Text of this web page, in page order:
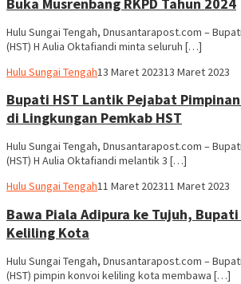
Hulu Sungai Tengah, Dnusantarapost.com –
(HST) H Aulia Oktafiandi minta seluruh […]
Hulu Sungai TengahHariadi
13 Maret 202313 Maret 2023
Bupati HST Lantik Pejabat
di Lingkungan Pemkab HST
Hulu Sungai Tengah, Dnusantarapost.com –
(HST) H Aulia Oktafiandi melantik 3 […]
Hulu Sungai TengahHariadi
11 Maret 202311 Maret 2023
Bawa Piala Adipura ke Tujuh, Bupati
Keliling Kota
Hulu Sungai Tengah, Dnusantarapost.com –
(HST) pimpin konvoi keliling kota membawa […]